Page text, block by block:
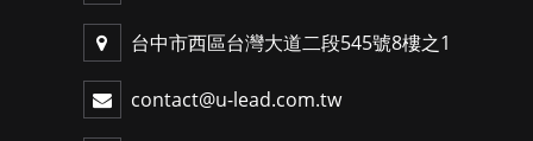
台中市西區台灣大道二段545號8樓之1
contact@u-lead.com.tw